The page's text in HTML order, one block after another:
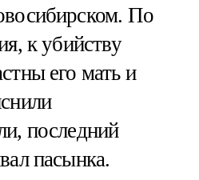
По
к убийству
его мать и
последний
пасынка.